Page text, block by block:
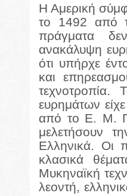
H Aμερική
το 1492 από
πράγματα
ανακάλυψη
ότι υπήρχε
και
τεχνοτροπία.
ευρημάτων
από το Ε. Μ.
μελετήσουν
Ελληνικά. Οι
κλασικά
Μυκηναϊκή
λεοντή,